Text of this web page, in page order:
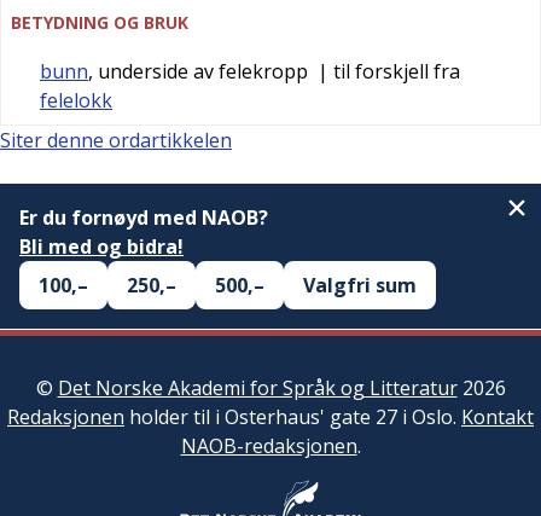
BETYDNING OG BRUK
bunn, underside av felekropp | til forskjell fra
felelokk
Siter denne ordartikkelen
Er du fornøyd med NAOB?
Bli med og bidra!
100,–
250,– 500,– Valgfri sum
© Det Norske Akademi for Språk og Litteratur2026
Redaksjonen holder til i Osterhaus' gate 27 i Oslo. Kontakt
NAOB-redaksjonen.